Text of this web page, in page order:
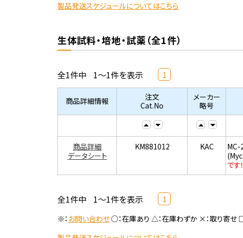
製品発送スケジュールについてはこちら
生体試料・培地・試薬（全1件）
全1件中 1～1件を表示 1
商品詳細情報
注文
Cat.No
メーカー
略号
商品詳細
データシート
KM881012 KAC
MC-
です！
全1件中 1～1件を表示 1
※： お問い合わせ○：在庫あり △：在庫わずか ×：取り寄せ